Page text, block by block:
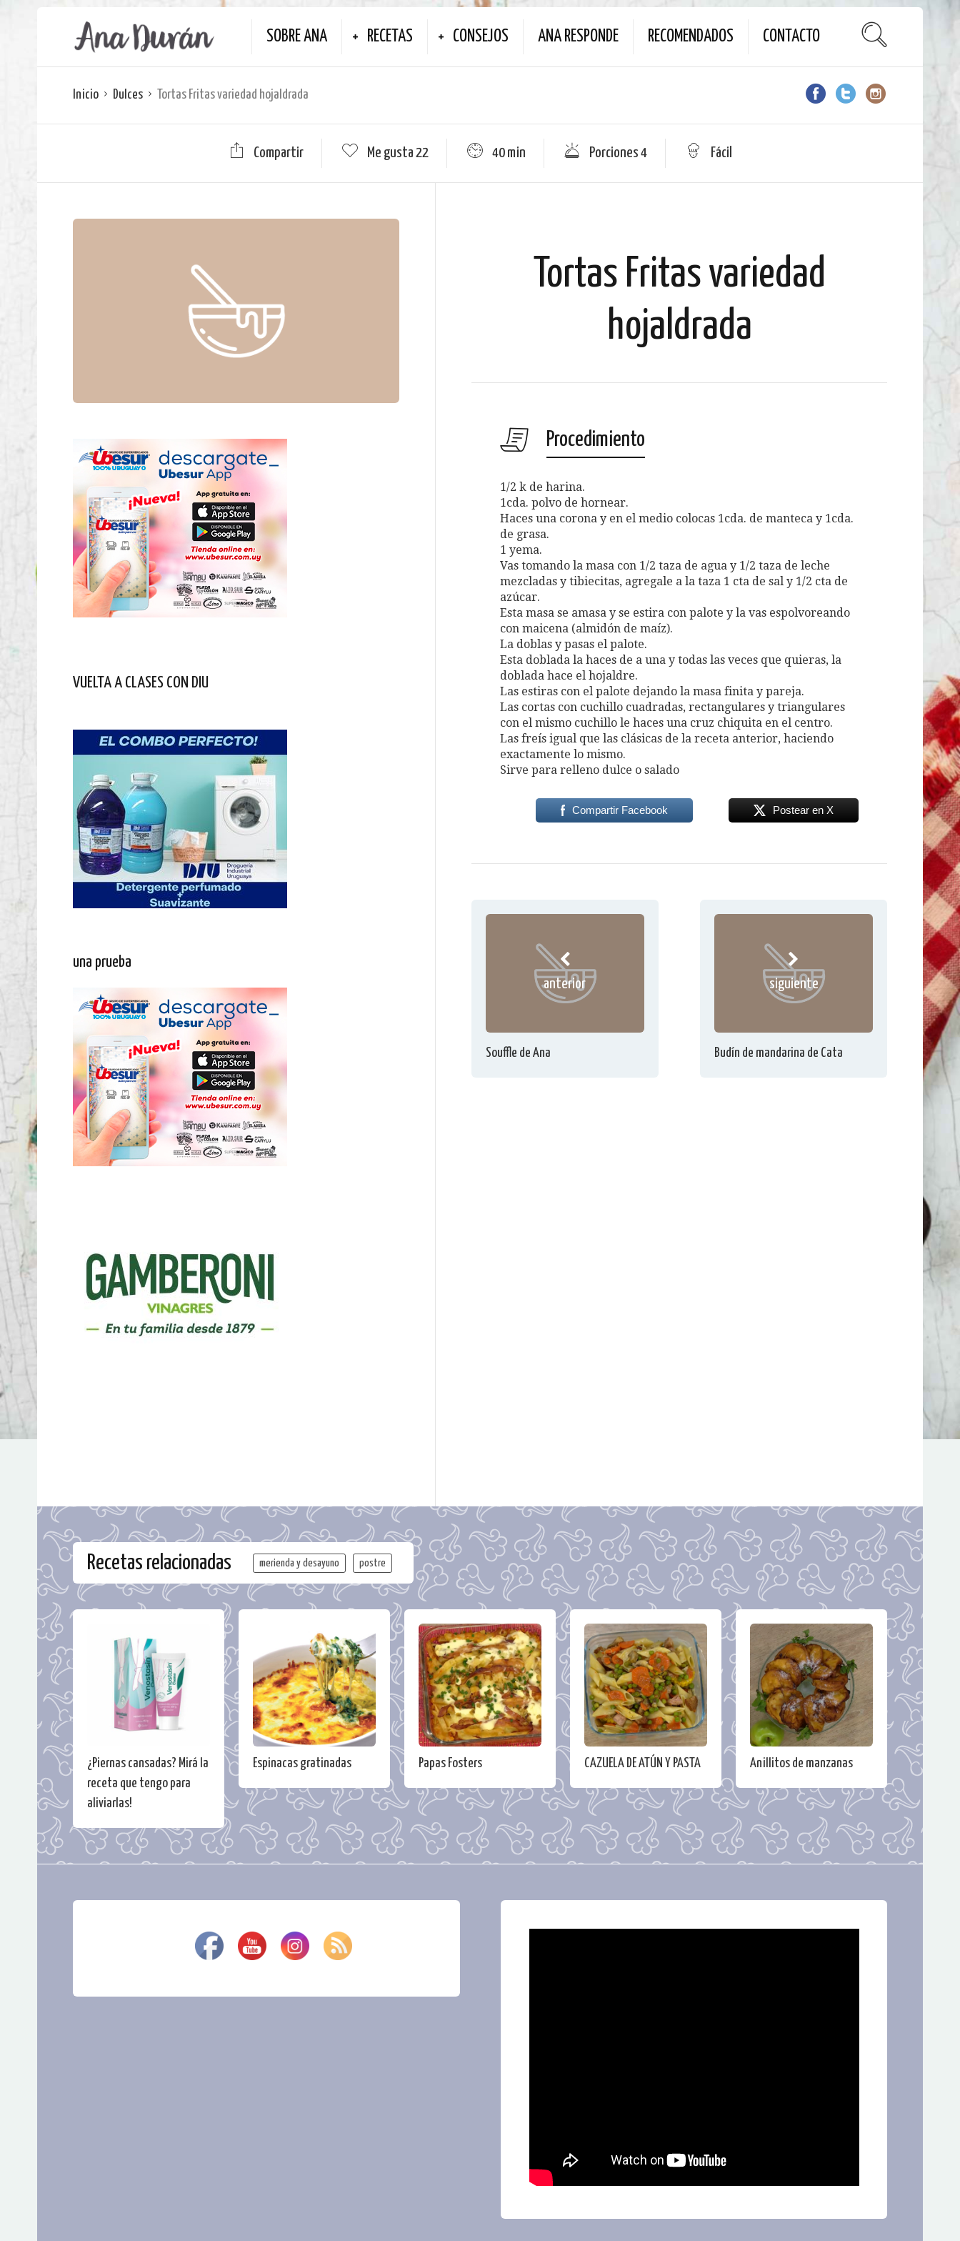
SOBRE ANA RECETAS CONSEJOS ANA RESPONDE RECOMENDADOS CONTACTO
Inicio Dulces Tortas Fritas variedad hojaldrada
Compartir Me gusta 22 40 min Porciones 4 Fácil
VUELTA A CLASES CON DIU
una prueba
Tortas Fritas variedad
hojaldrada
Procedimiento
1/2 k de harina.
1cda. polvo de hornear.
Haces una corona y en el medio colocas 1cda. de manteca y 1cda.
de grasa.
1 yema.
Vas tomando la masa con 1/2 taza de agua y 1/2 taza de leche
mezcladas y tibiecitas, agregale a la taza 1 cta de sal y 1/2 cta de
azúcar.
Esta masa se amasa y se estira con palote y la vas espolvoreando
con maicena (almidón de maíz).
La doblas y pasas el palote.
Esta doblada la haces de a una y todas las veces que quieras, la
doblada hace el hojaldre.
Las estiras con el palote dejando la masa finita y pareja.
Las cortas con cuchillo cuadradas, rectangulares y triangulares
con el mismo cuchillo le haces una cruz chiquita en el centro.
Las freís igual que las clásicas de la receta anterior, haciendo
exactamente lo mismo.
Sirve para relleno dulce o salado
Compartir Facebook Postear en X
anterior
Souffle de Ana
siguiente
Budín de mandarina de Cata
Recetas relacionadas merienda y desayuno postre
¿Piernas cansadas? Mirá la
receta que tengo para
aliviarlas!
Espinacas gratinadas Papas Fosters CAZUELA DE ATÚN Y PASTA Anillitos de manzanas